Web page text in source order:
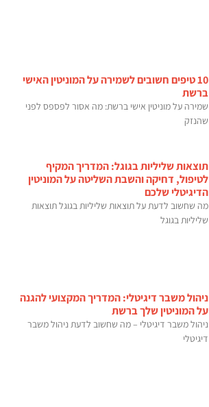
10 טיפים חשובים לשמירה על המוניטין האישי
ברשת
שמירה על מוניטין אישי ברשת: מה אסור לפספס לפני
שהנזק
תוצאות שליליות בגוגל: המדריך המקיף
לטיפול, דחיקה והשבת השליטה על המוניטין
הדיגיטלי שלכם
מה שחשוב לדעת על תוצאות שליליות בגוגל תוצאות
שליליות בגוגל
ניהול משבר דיגיטלי: המדריך המקצועי להגנה
על המוניטין שלך ברשת
ניהול משבר דיגיטלי – מה שחשוב לדעת ניהול משבר
דיגיטלי